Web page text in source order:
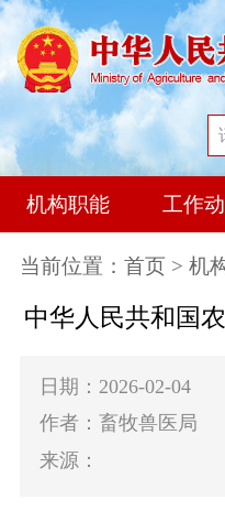
机构职能 工作
当前位置： 首页 > 机
中华人民共和国
日期：2026-02-04
作者：畜牧兽医局
来源：